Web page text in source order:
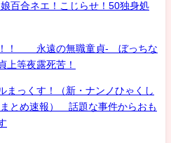
百合ネエ！こじらせ！50独身処
！！ 永遠の無職童貞- ぼっちな
上等夜露死苦！
まっくす！（新・ナンノひゃくし
とめ速報） 話題な事件からおも